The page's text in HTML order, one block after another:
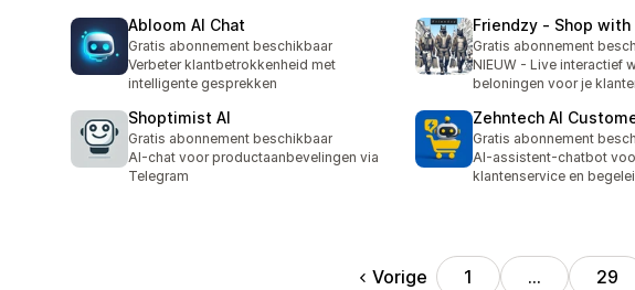
Abloom AI Chat
Gratis abonnement beschikbaar
Verbeter klantbetrokkenheid met
intelligente gesprekken
Friendzy ‑ Shop with
Gratis abonnement
NIEUW - Live interactief
beloningen voor je
Shoptimist AI
Gratis abonnement beschikbaar
AI-chat voor productaanbevelingen via
Telegram
Zehntech AI
Gratis abonnement
AI-assistent-chatbot
klantenservice en
Vorige 1 … 29